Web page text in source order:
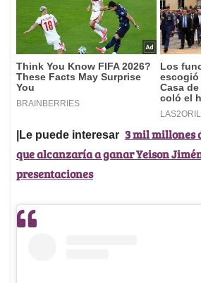
|Le puede interesar 3 mil millones
que alcanzaría a ganar Yeison
presentaciones